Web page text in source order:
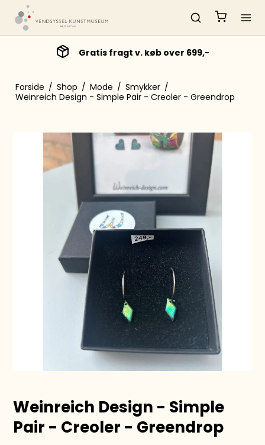
Gratis fragt v. køb over 699,-
Forside / Shop / Mode / Smykker /
Weinreich Design - Simple Pair - Creoler - Greendrop
Weinreich Design - Simple
Pair - Creoler - Greendrop